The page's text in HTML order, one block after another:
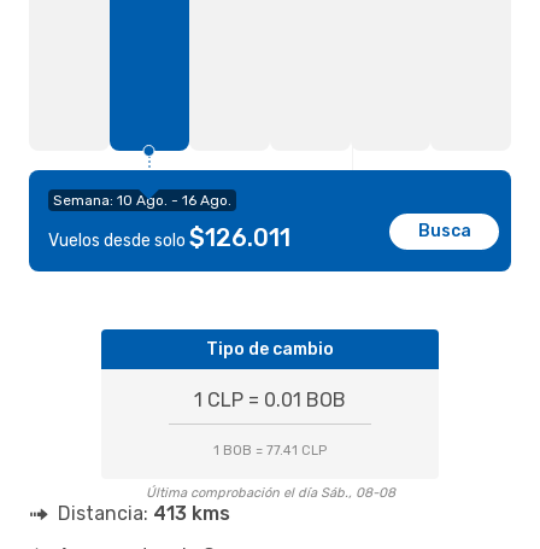
Semana: 10 Ago. - 16 Ago.
Vuelos desde solo $126.011 Busca
Tipo de cambio
1 CLP = 0.01 BOB
1 BOB = 77.41 CLP
Última comprobación el día Sáb., 08-08
Distancia: 413 kms